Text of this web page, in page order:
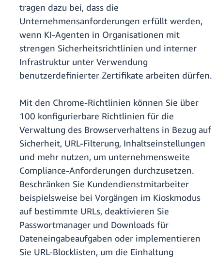
tragen dazu bei, dass die
Unternehmensanforderungen erfüllt werden,
wenn KI-Agenten in Organisationen mit
strengen Sicherheitsrichtlinien und interner
Infrastruktur unter Verwendung
benutzerdefinierter Zertifikate arbeiten dürfen.
Mit den Chrome-Richtlinien können Sie über
100 konfigurierbare Richtlinien für die
Verwaltung des Browserverhaltens in Bezug auf
Sicherheit, URL-Filterung, Inhaltseinstellungen
und mehr nutzen, um unternehmensweite
Compliance-Anforderungen durchzusetzen.
Beschränken Sie Kundendienstmitarbeiter
beispielsweise bei Vorgängen im Kioskmodus
auf bestimmte URLs, deaktivieren Sie
Passwortmanager und Downloads für
Dateneingabeaufgaben oder implementieren
Sie URL-Blocklisten, um die Einhaltung